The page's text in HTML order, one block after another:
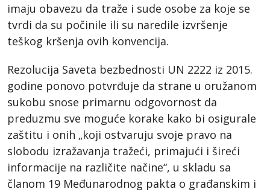
imaju obavezu da traže i sude osobe za koje se
tvrdi da su počinile ili su naredile izvršenje
teškog kršenja ovih konvencija.
Rezolucija Saveta bezbednosti UN 2222 iz 2015.
godine ponovo potvrđuje da strane u oružanom
sukobu snose primarnu odgovornost da
preduzmu sve moguće korake kako bi osigurale
zaštitu i onih „koji ostvaruju svoje pravo na
slobodu izražavanja tražeći, primajući i šireći
informacije na različite načine“, u skladu sa
članom 19 Međunarodnog pakta o građanskim i